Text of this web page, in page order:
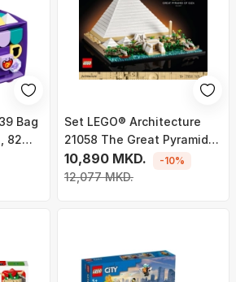
Bag
82
Set LEGO® Architecture
21058 The Great Pyramid
of Giza
10,890 MKD.
12,077 MKD.
-10%